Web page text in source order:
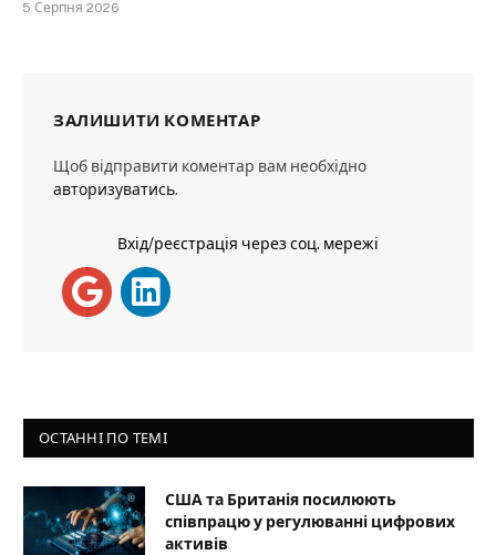
5 Серпня 2026
ЗАЛИШИТИ КОМЕНТАР
Щоб відправити коментар вам необхідно
авторизуватись.
Вхід/реєстрація через соц. мережі
ОСТАННІ ПО ТЕМІ
США та Британія посилюють
співпрацю у регулюванні цифрових
активів